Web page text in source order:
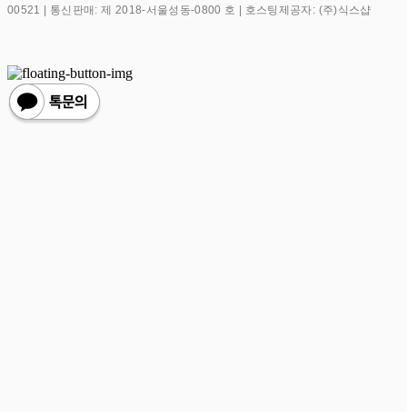
00521
| 통신판매:제 2018-서울성동-0800 호 | 호스팅제공자: (주)식스샵